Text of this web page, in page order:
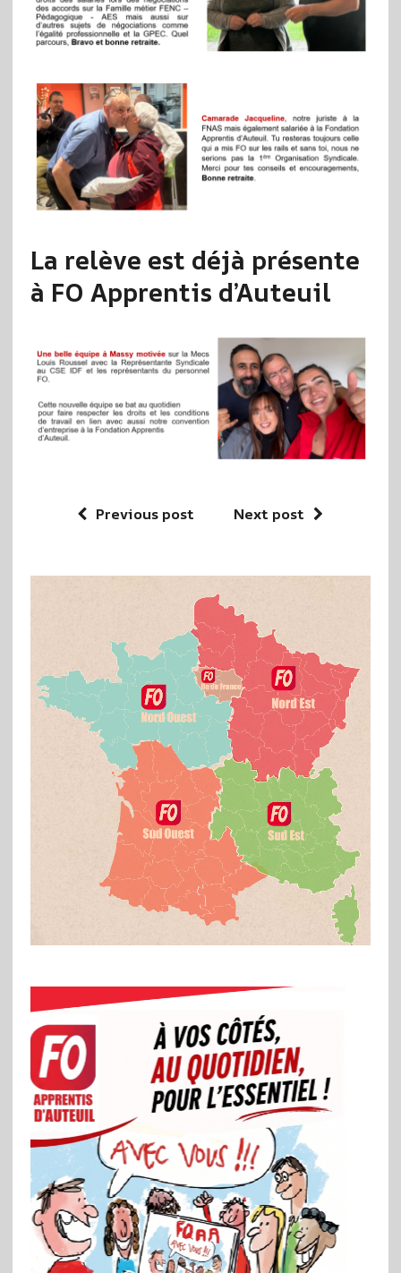
La relève est déjà présente
à FO Apprentis d’Auteuil
Previous post Next post